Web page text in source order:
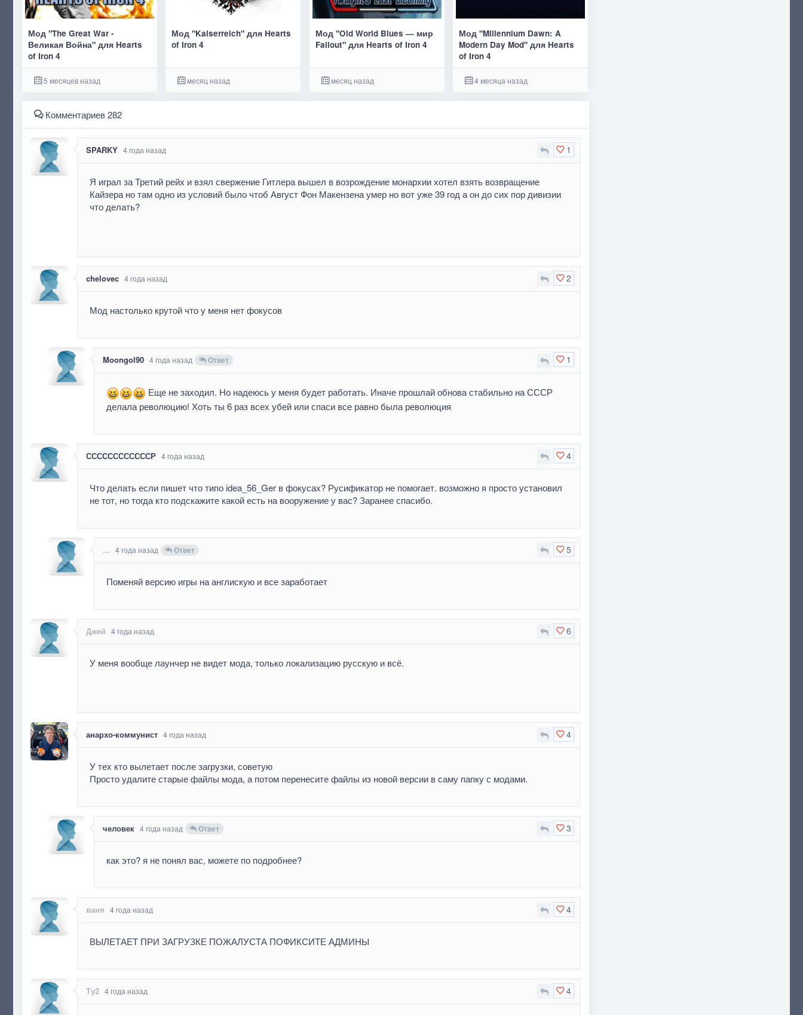
Мод "The Great War -
Великая Война" для Hearts
of Iron 4
5 месяцев назад
Мод "Kaiserreich" для Hearts
of Iron 4
месяц назад
Мод "Old World Blues — мир
Fallout" для Hearts of Iron 4
месяц назад
Мод "Millennium Dawn: A
Modern Day Mod" для Hearts
of Iron 4
4 месяца назад
Комментариев 282
1
SPARKY 4 года назад
Я играл за Третий рейх и взял свержение Гитлера вышел в возрождение монархии хотел взять возвращение
Кайзера но там одно из условий было чтоб Август Фон Макензена умер но вот уже 39 год а он до сих пор дивизии
что делать?
2
chelovec 4 года назад
Мод настолько крутой что у меня нет фокусов
1
Moongol90 4 года назад Ответ
Еще не заходил. Но надеюсь у меня будет работать. Иначе прошлай обнова стабильно на СССР
делала революцию! Хоть ты 6 раз всех убей или спаси все равно была революция
4
ССССССССССССР 4 года назад
Что делать если пишет что типо idea_56_Ger в фокусах? Русификатор не помогает. возможно я просто установил
не тот, но тогда кто подскажите какой есть на вооружение у вас? Заранее спасибо.
5
... 4 года назад Ответ
Поменяй версию игры на англискую и все заработает
6
Джей 4 года назад
У меня вообще лаунчер не видет мода, только локализацию русскую и всё.
4
анархо-коммунист 4 года назад
У тех кто вылетает после загрузки, советую
Просто удалите старые файлы мода, а потом перенесите файлы из новой версии в саму папку с модами.
3
человек 4 года назад Ответ
как это? я не понял вас, можете по подробнее?
4
ваня 4 года назад
ВЫЛЕТАЕТ ПРИ ЗАГРУЗКЕ ПОЖАЛУСТА ПОФИКСИТЕ АДМИНЫ
4
Ту2 4 года назад